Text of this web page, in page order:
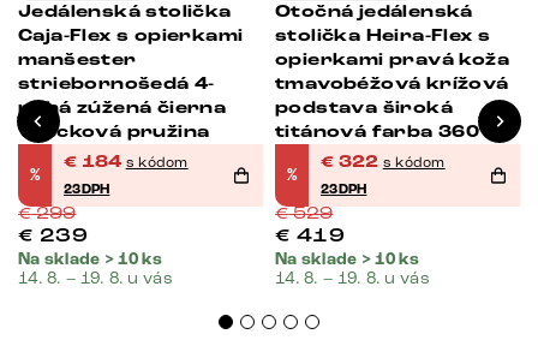
Jedálenská stolička
Caja-Flex s opierkami
manšester
striebornošedá 4-
nohá zúžená čierna
vrecková pružina
%
€ 184 s kódom
23DPH
€299
€ 239
Na sklade > 10 ks
14. 8. – 19. 8. u vás
Otočná jedálenská
stolička Heira-Flex s
opierkami pravá koža
tmavobéžová krížová
podstava široká
titánová farba 360°
otočná vrecková
pružina
%
€ 322 s kódom
23DPH
€529
€ 419
Na sklade > 10 ks
14. 8. – 19. 8. u vás